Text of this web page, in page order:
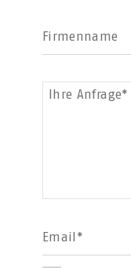
Firmenname
Ihre Anfrage*
Email*